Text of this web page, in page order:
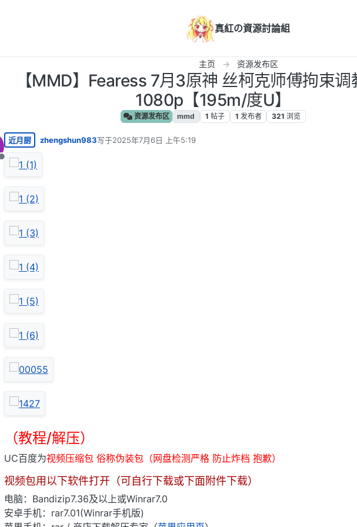
真紅の資源討論組
主页 资源发布区
【MMD】Fearess 7月3原神 丝柯克师傅拘束调
1080p【195m/度U】
资源发布区 mmd 1 帖子 1 发布者 321 浏览
离线
近月厨 zhengshun983写于2025年7月6日 上午5:19
最后由 编辑
（教程/解压）
UC百度为视频压缩包 俗称伪装包（网盘检测严格 防止炸档 抱歉）
视频包用以下软件打开（可自行下载或下面附件下载）
电脑：Bandizip7.36及以上或Winrar7.0
安卓手机：rar7.01(Winrar手机版)